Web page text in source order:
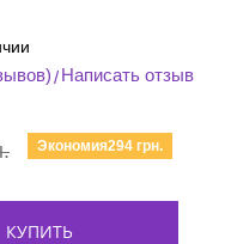
/Написать отзыв
Экономия294 грн.
КУПИТЬ